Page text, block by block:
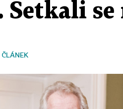
Setkali se
ČLÁNEK